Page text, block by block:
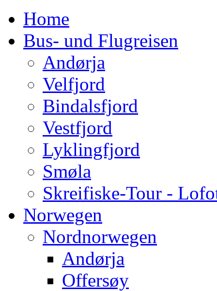
Home
Bus- und Flugreisen
Andørja
Velfjord
Bindalsfjord
Vestfjord
Lyklingfjord
Smøla
Skreifiske-Tour -
Norwegen
Nordnorwegen
Andørja
Offersøy